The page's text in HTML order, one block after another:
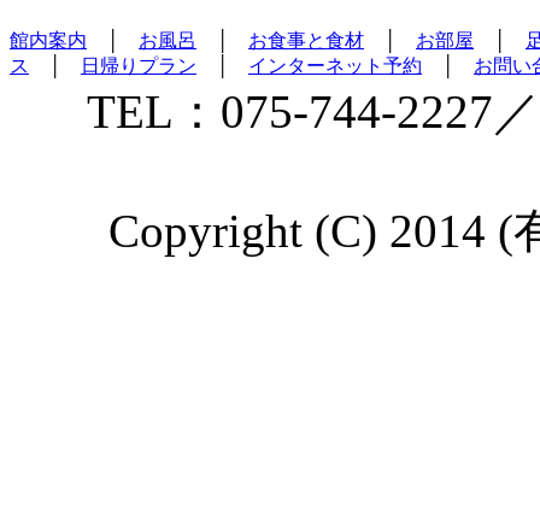
館内案内 お風呂 お食事と食材 お部屋
ス
日帰りプラン インターネット予約 お問い
TEL：075-744-2227
Copyright (C) 2014 (